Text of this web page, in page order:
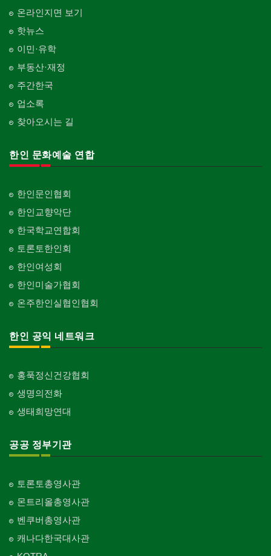
온라인지면 보기
핫뉴스
이민·유학
부동산·재정
주간한국
업소록
찾아오시는 길
한인 문화예술 연합
한인문인협회
한인교향악단
한국학교연합회
토론토한인회
한인여성회
한인미술가협회
온주한인실협인협회
한인 공익 네트워크
홍푹정신건강협회
생명의전화
생태희망연대
공공 정부기관
토론토총영사관
몬트리올총영사관
벤쿠버총영사관
캐나다한국대사관